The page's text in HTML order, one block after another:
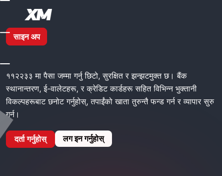
साइन अप
XM जम्मा
XM जम्मा
११२२३३ मा पैसा जम्मा गर्नु छिटो, सुरक्षित र झन्झटमुक्त छ। बैंक
स्थानान्तरण, ई-वालेटहरू, र क्रेडिट कार्डहरू सहित विभिन्न भुक्तानी
विकल्पहरूबाट छनोट गर्नुहोस्, तपाईंको खाता तुरुन्तै फन्ड गर्न र व्यापार सुरु
गर्न।
दर्ता गर्नुहोस् लग इन गर्नुहोस्